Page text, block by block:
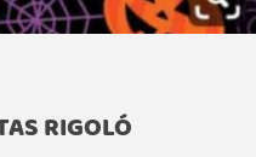
RIGOLÓ